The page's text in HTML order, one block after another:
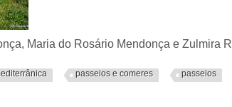
Maria do Rosário Mendonça e Zulmira
passeios e comeres passeios